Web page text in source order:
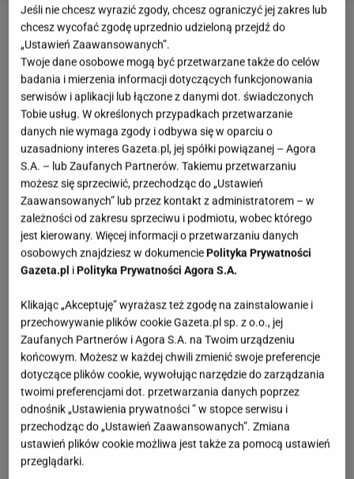
Jeśli nie chcesz wyrazić zgody, chcesz ograniczyć jej zakres lub
chcesz wycofać zgodę uprzednio udzieloną przejdź do
„Ustawień Zaawansowanych”.
Twoje dane osobowe mogą być przetwarzane także do celów
badania i mierzenia informacji dotyczących funkcjonowania
serwisów i aplikacji lub łączone z danymi dot. świadczonych
Tobie usług. W określonych przypadkach przetwarzanie
danych nie wymaga zgody i odbywa się w oparciu o
uzasadniony interes Gazeta.pl, jej spółki powiązanej – Agora
S.A. – lub Zaufanych Partnerów. Takiemu przetwarzaniu
możesz się sprzeciwić, przechodząc do „Ustawień
Zaawansowanych” lub przez kontakt z administratorem – w
zależności od zakresu sprzeciwu i podmiotu, wobec którego
jest kierowany. Więcej informacji o przetwarzaniu danych
osobowych znajdziesz w dokumenciePolityka Prywatności
Gazeta.pl iPolityka Prywatności Agora S.A.
Klikając „Akceptuję” wyrażasz też zgodę na zainstalowanie i
przechowywanie plików cookie Gazeta.pl sp. z o.o., jej
Zaufanych Partnerów i Agora S.A. na Twoim urządzeniu
końcowym. Możesz w każdej chwili zmienić swoje preferencje
dotyczące plików cookie, wywołując narzędzie do zarządzania
twoimi preferencjami dot. przetwarzania danych poprzez
odnośnik „Ustawienia prywatności ” w stopce serwisu i
przechodząc do „Ustawień Zaawansowanych”. Zmiana
ustawień plików cookie możliwa jest także za pomocą ustawień
przeglądarki.